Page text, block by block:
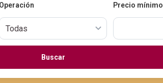
Operación Precio mínimo
Buscar